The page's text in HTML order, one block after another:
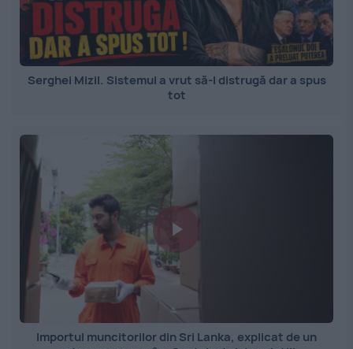
Serghei Mizil. Sistemul a vrut să-l distrugă dar a spus
tot
Importul muncitorilor din Sri Lanka, explicat de un